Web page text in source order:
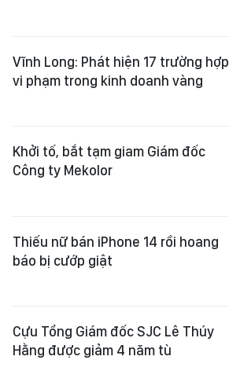
Vĩnh Long: Phát hiện 17 trường hợp
vi phạm trong kinh doanh vàng
Khởi tố, bắt tạm giam Giám đốc
Công ty Mekolor
Thiếu nữ bán iPhone 14 rồi hoang
báo bị cướp giật
Cựu Tổng Giám đốc SJC Lê Thúy
Hằng được giảm 4 năm tù